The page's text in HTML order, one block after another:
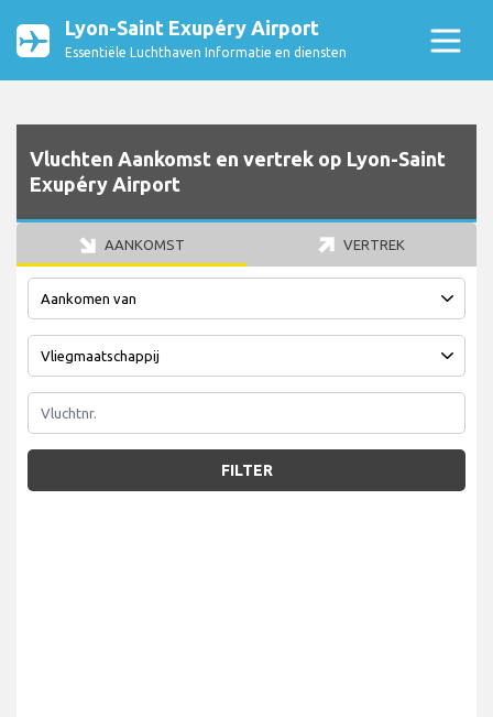
Lyon-Saint Exupéry Airport
Essentiële Luchthaven Informatie en diensten
Vluchten Aankomst en vertrek op Lyon-Saint
Exupéry Airport
AANKOMST VERTREK
FILTER